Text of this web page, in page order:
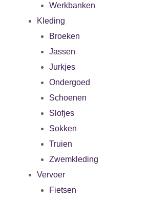
Werkbanken
Kleding
Broeken
Jassen
Jurkjes
Ondergoed
Schoenen
Slofjes
Sokken
Truien
Zwemkleding
Vervoer
Fietsen